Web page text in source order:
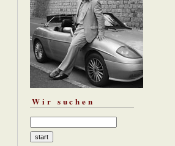
Wir suchen